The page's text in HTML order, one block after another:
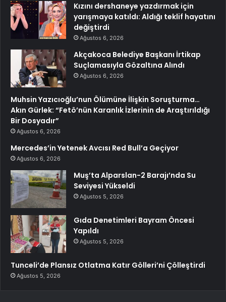
Kızını dershaneye yazdırmak için
yarışmaya katıldı: Aldığı teklif hayatını
değiştirdi
Ağustos 6, 2026
Akçakoca Belediye Başkanı İrtikap
Suçlamasıyla Gözaltına Alındı
Ağustos 6, 2026
Muhsin Yazıcıoğlu’nun Ölümüne İlişkin Soruşturma…
Akın Gürlek: “Fetö’nün Karanlık İzlerinin de Araştırıldığı
Bir Dosyadır”
Ağustos 6, 2026
Mercedes’in Yetenek Avcısı Red Bull’a Geçiyor
Ağustos 6, 2026
Muş’ta Alparslan-2 Barajı’nda Su
Seviyesi Yükseldi
Ağustos 5, 2026
Gıda Denetimleri Bayram Öncesi
Yapıldı
Ağustos 5, 2026
Tunceli’de Plansız Otlatma Katır Gölleri’ni Çölleştirdi
Ağustos 5, 2026